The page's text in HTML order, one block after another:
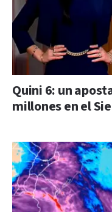
Quini 6: un
millones en el